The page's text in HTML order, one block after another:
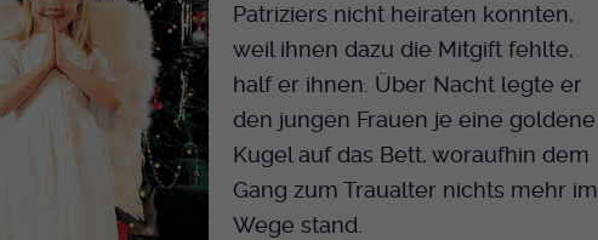
Patriziers nicht heiraten konnten,
weil ihnen dazu die Mitgift fehlte,
half er ihnen. Über Nacht legte er
den jungen Frauen je eine goldene
Kugel auf das Bett, woraufhin dem
Gang zum Traualter nichts mehr im
Wege stand.